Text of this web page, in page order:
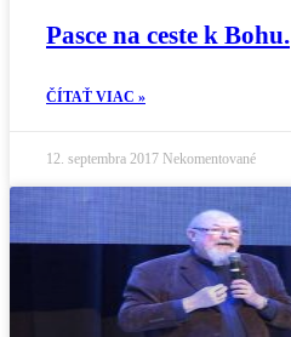
Pasce na ceste k Bohu.
ČÍTAŤ VIAC »
12. septembra 2017 Nekomentované